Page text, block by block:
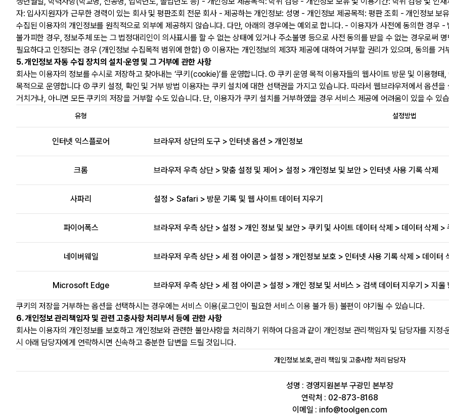
자: 입사지원자가 근무한 경력이 있는 회사 및 평판조회 전문 회사 - 제공하는 개인정보: 성명 - 개인정보 제공목적: 평판 조회 - 개인정보
수집된 이용자의 개인정보를 원칙적으로 외부에 제공하지 않습니다. 다만, 아래의 경우에는 예외로 합니다. - 이용자가 사전에 동의한 경우
불가피한 경우, 정보주체 또는 그 법정대리인이 의사표시를 할 수 없는 상태에 있거나 주소불명 등으로 사전 동의를 받을 수 없는 경우로써
필요하다고 인정되는 경우 (개인정보 수집목적 범위에 한함) ③ 이용자는 개인정보의 제3자 제공에 대하여 거부할 권리가 있으며, 동의를
5. 개인정보 자동 수집 장치의 설치·운영 및 그 거부에 관한 사항
회사는 이용자의 정보를 수시로 저장하고 찾아내는 ‘쿠키(cookie)’를 운영합니다. ① 쿠키 운영 목적 이용자들의 웹사이트 방문 및 이용형
목적으로 운영합니다 ② 쿠키 설정, 확인 및 거부 방법 이용자는 쿠키 설치에 대한 선택권을 가지고 있습니다. 따라서 웹브라우저에서 옵션
거치거나, 아니면 모든 쿠키의 저장을 거부할 수도 있습니다. 단, 이용자가 쿠키 설치를 거부하였을 경우 서비스 제공에 어려움이 있을 수 있
유형 설정방법
인터넷 익스플로어 브라우저 상단의 도구 > 인터넷 옵션 > 개인정보
크롬 브라우저 우측 상단 > 맞춤 설정 및 제어 > 설정 > 개인정보 및 보안 > 인터넷 사용 기록 삭제
사파리 설정 > Safari > 방문 기록 및 웹 사이트 데이터 지우기
파이어폭스 브라우저 우측 상단 > 설정 > 개인 정보 및 보안 > 쿠키 및 사이트 데이터 삭제 > 데이터 삭제 >
네이버웨일 브라우저 우측 상단 > 세 점 아이콘 > 설정 > 개인정보 보호 > 인터넷 사용 기록 삭제 > 데이터
Microsoft Edge 브라우저 우측 상단 > 세 점 아이콘 > 설정 > 개인 정보 및 서비스 > 검색 데이터 지우기 > 지울
쿠키의 저장을 거부하는 옵션을 선택하시는 경우에는 서비스 이용(로그인이 필요한 서비스 이용 불가 등) 불편이 야기될 수 있습니다.
6. 개인정보 관리책임자 및 관련 고충사항 처리부서 등에 관한 사항
회사는 이용자의 개인정보를 보호하고 개인정보와 관련한 불만사항을 처리하기 위하여 다음과 같이 개인정보 관리책임자 및 담당자를 지정
시 아래 담당자에게 연락하시면 신속하고 충분한 답변을 드릴 것입니다.
개인정보 보호, 관리 책임 및 고충사항 처리 담당자
성명 : 경영지원본부 구광민 본부장
연락처 : 02-873-8168
이메일 : info@toolgen.com